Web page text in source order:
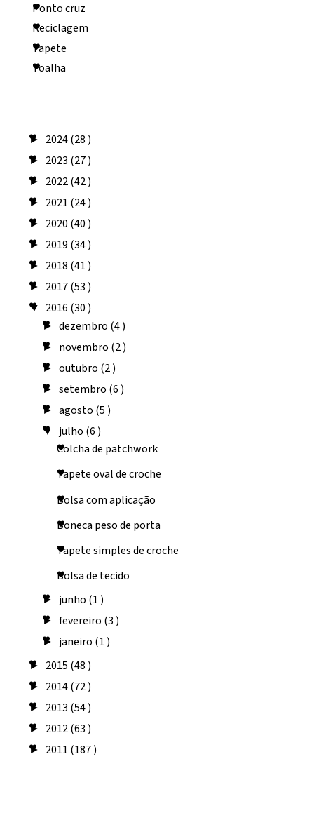
Ponto cruz
Reciclagem
Tapete
Toalha
► 2024(28 )
► 2023 (27 )
► 2022(42 )
► 2021 (24 )
► 2020 (40 )
► 2019 (34 )
► 2018 (41 )
► 2017(53 )
▼ 2016 (30 )
►dezembro (4 )
► novembro (2 )
►outubro (2 )
►setembro (6 )
►agosto (5 )
▼ julho (6 )
Colcha de patchwork
Tapete oval de croche
Bolsa com aplicação
Boneca peso de porta
Tapete simples de croche
Bolsa de tecido
► junho (1 )
►fevereiro (3 )
► janeiro (1 )
► 2015 (48 )
► 2014(72 )
► 2013 (54 )
► 2012(63 )
► 2011 (187 )